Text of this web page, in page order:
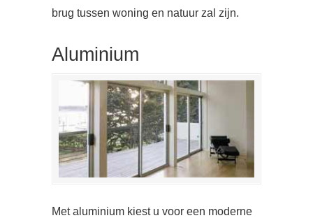
brug tussen woning en natuur zal zijn.
Aluminium
Met aluminium kiest u voor een moderne